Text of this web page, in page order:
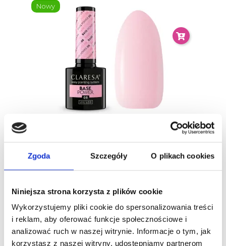
Zgoda Szczegóły O plikach cookies
Niniejsza strona korzysta z plików cookie
Wykorzystujemy pliki cookie do spersonalizowania treści
i reklam, aby oferować funkcje społecznościowe i
analizować ruch w naszej witrynie. Informacje o tym, jak
korzystasz z naszej witryny, udostępniamy partnerom
Claresa Baza Power 08 - Baza Hybrydowa 5g
Nowy
Nowy